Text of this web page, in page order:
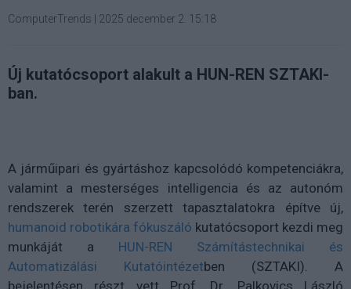
ComputerTrends 2025 december 2. 15:18
Új kutatócsoport alakult a HUN-REN SZTAKI-
ban.
A járműipari és gyártáshoz kapcsolódó kompetenciákra,
valamint a mesterséges intelligencia és az autonóm
rendszerek terén szerzett tapasztalatokra építve új,
humanoid robotikára fókuszáló kutatócsoport kezdi meg
munkáját a HUN-REN Számítástechnikai és
Automatizálási Kutatóintézetben (SZTAKI). A